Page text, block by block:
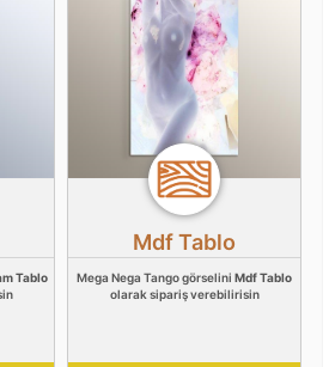
Tablo
Mdf Tablo
Mega Nega Tango görselini Mdf Tablo
olarak sipariş verebilirisin